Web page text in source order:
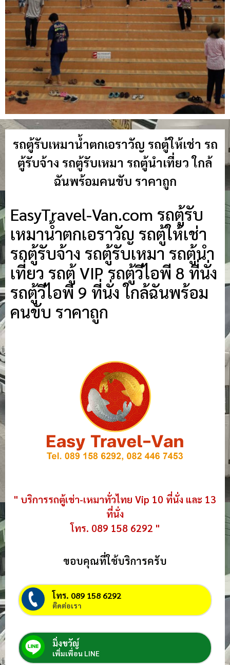
รถตู้รับเหมาน้ำตกเอราวัญ รถตู้ให้เช่า รถ
ตู้รับจ้าง รถตู้รับเหมา รถตู้นำเที่ยว ใกล้
ฉันพร้อมคนขับ ราคาถูก
EasyTravel-Van.com รถตู้รับ
เหมาน้ำตกเอราวัญ รถตู้ให้เช่า
รถตู้รับจ้าง รถตู้รับเหมา รถตู้นำ
เที่ยว รถตู้ VIP รถตู้วีไอพี 8 ที่นั่ง
รถตู้วีไอพี 9 ที่นั่ง ใกล้ฉันพร้อม
คนขับ ราคาถูก
" บริการรถตู้เช่า-เหมาทั่วไทย Vip 10 ที่นั่ง และ 13
ที่นั่ง
โทร. 089 158 6292 "
ขอบคุณที่ใช้บริการครับ
โทร. 089 158 6292
ติดต่อเรา
มิ่งขวัญ์
เพิ่มเพื่อน LINE